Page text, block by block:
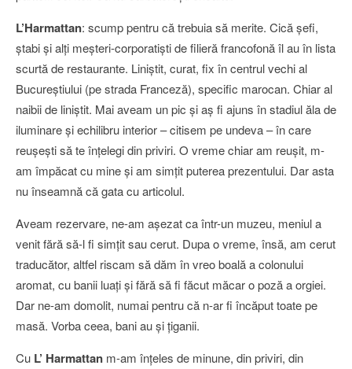
L’Harmattan: scump pentru că trebuia să merite. Cică şefi,
ştabi şi alţi meşteri-corporatişti de filieră francofonă îl au în lista
scurtă de restaurante. Liniştit, curat, fix în centrul vechi al
Bucureştiului (pe strada Franceză), specific marocan. Chiar al
naibii de liniştit. Mai aveam un pic şi aş fi ajuns în stadiul ăla de
iluminare şi echilibru interior – citisem pe undeva – în care
reuşeşti să te înţelegi din priviri. O vreme chiar am reuşit, m-
am împăcat cu mine şi am simţit puterea prezentului. Dar asta
nu înseamnă că gata cu articolul.
Aveam rezervare, ne-am aşezat ca într-un muzeu, meniul a
venit fără să-l fi simţit sau cerut. Dupa o vreme, însă, am cerut
traducător, altfel riscam să dăm în vreo boală a colonului
aromat, cu banii luaţi şi fără să fi făcut măcar o poză a orgiei.
Dar ne-am domolit, numai pentru că n-ar fi încăput toate pe
masă. Vorba ceea, bani au şi ţiganii.
Cu L’ Harmattan m-am înţeles de minune, din priviri, din